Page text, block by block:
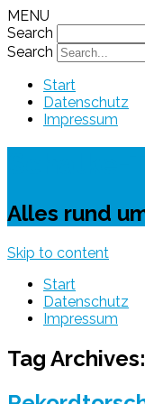
MENU
Search
Search
Start
Datenschutz
Impressum
Alles rund
Skip to content
Start
Datenschutz
Impressum
Tag Archives: